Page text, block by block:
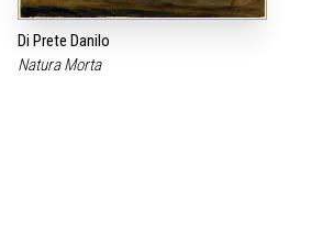
Di Prete Danilo
Natura Morta